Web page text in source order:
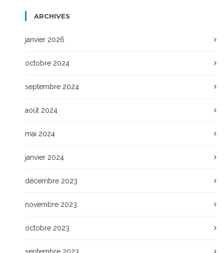
ARCHIVES
janvier 2026
octobre 2024
septembre 2024
août 2024
mai 2024
janvier 2024
décembre 2023
novembre 2023
octobre 2023